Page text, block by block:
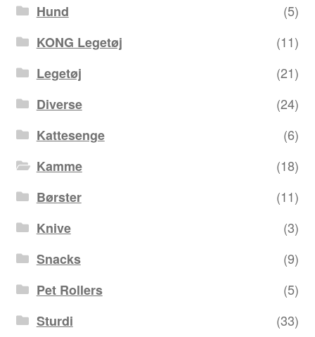
Hund
(5)
KONG Legetøj
(11)
Legetøj
(21)
Diverse
(24)
Kattesenge
(6)
Kamme
(18)
Børster
(11)
Knive
(3)
Snacks
(9)
Pet Rollers
(5)
Sturdi
(33)